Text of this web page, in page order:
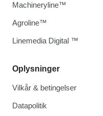
Oplysninger
Vilkår & betingelser
Datapolitik
Machineryline™
Agroline™
Linemedia Digital ™